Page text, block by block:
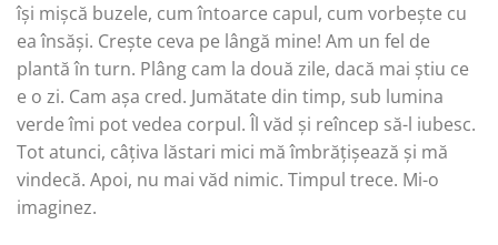
își mișcă buzele, cum întoarce capul, cum vorbește cu
ea însăși. Crește ceva pe lângă mine! Am un fel de
plantă în turn. Plâng cam la două zile, dacă mai știu ce
e o zi. Cam așa cred. Jumătate din timp, sub lumina
verde îmi pot vedea corpul. Îl văd și reîncep să-l iubesc.
Tot atunci, câțiva lăstari mici mă îmbrățișează și mă
vindecă. Apoi, nu mai văd nimic. Timpul trece. Mi-o
imaginez.